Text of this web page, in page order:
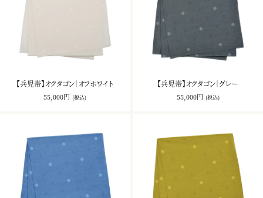
【兵児帯】オクタゴン｜オフホワイト
55,000円 (税込)
【兵児帯】オクタゴン｜グレー
55,000円 (税込)